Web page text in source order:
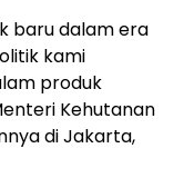
baru dalam era
kami
produk
Kehutanan
di Jakarta,